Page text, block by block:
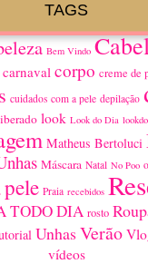
TAGS
Bem Vindo
carnaval corpo creme de
cuidados com a pele depilação
look Look do Dia
Matheus Bertoluci
Máscara Natal No Poo
pele Praia recebidos
TODO DIA rosto
Unhas Verão
vídeos